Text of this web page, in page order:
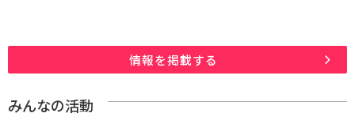
情報を掲載する
みんなの活動